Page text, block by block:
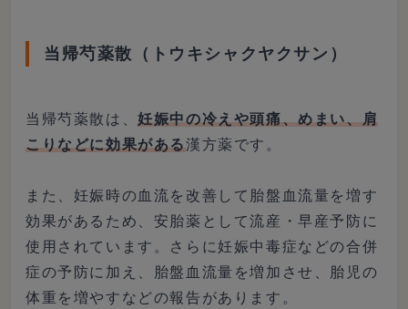
当帰芍薬散（トウキシャクヤクサン）
当帰芍薬散は、妊娠中の冷えや頭痛、めまい、肩
こりなどに効果がある漢方薬です。
また、妊娠時の血流を改善して胎盤血流量を増す
効果があるため、安胎薬として流産・早産予防に
使用されています。さらに妊娠中毒症などの合併
症の予防に加え、胎盤血流量を増加させ、胎児の
体重を増やすなどの報告があります。